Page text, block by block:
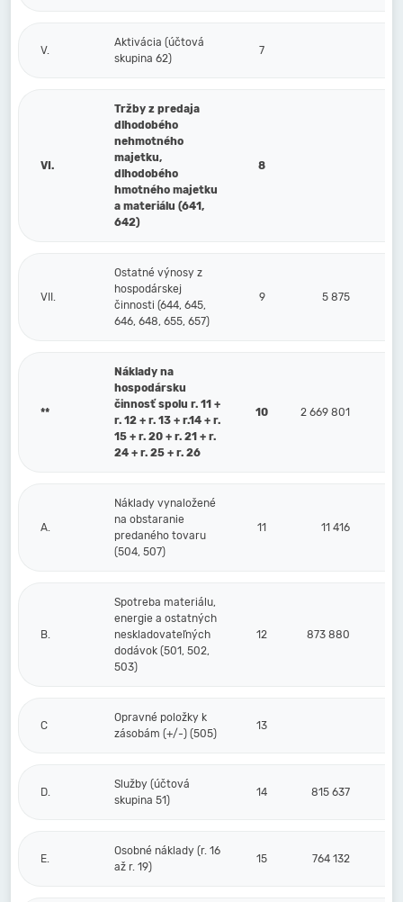
V.
Aktivácia (účtová
skupina 62)
7
VI.
Tržby z predaja
dlhodobého
nehmotného
majetku,
dlhodobého
hmotného majetku
a materiálu (641,
642)
8
VII.
Ostatné výnosy z
hospodárskej
činnosti (644, 645,
646, 648, 655, 657)
9 5 875
**
Náklady na
hospodársku
činnosť spolu r. 11 +
r. 12 + r. 13 + r.14 + r.
15 + r. 20 + r. 21 + r.
24 + r. 25 + r. 26
10 2 669 801
A.
Náklady vynaložené
na obstaranie
predaného tovaru
(504, 507)
11 11 416
B.
Spotreba materiálu,
energie a ostatných
neskladovateľných
dodávok (501, 502,
503)
12 873 880
C
Opravné položky k
zásobám (+/-) (505)
13
D.
Služby (účtová
skupina 51)
14 815 637
E.
Osobné náklady (r. 16
až r. 19)
15 764 132